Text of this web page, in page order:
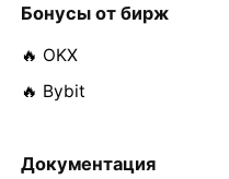
Бонусы от бирж
🔥 OKX
🔥 Bybit
Документация